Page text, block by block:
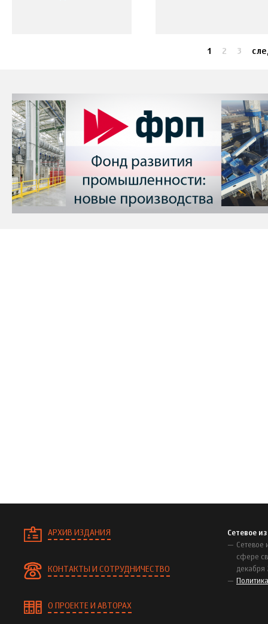
1 2 3
АРХИВ ИЗДАНИЯ
КОНТАКТЫ И СОТРУДНИЧЕСТВО
О ПРОЕКТЕ И АВТОРАХ
Сетевое
Сетевое
сфере
декабря